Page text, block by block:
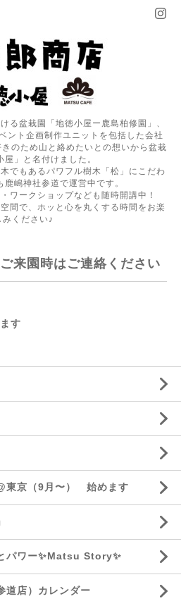
る盆栽園「地徳小屋ー鹿島柏修園」、
ント企画制作ユニットを包括した会社
のため山と絡めたいとの想いから盆栽
屋」と名付けました。
でもあるパワフル樹木「松」にこだわ
鹿嶋神社参道で運営中です。
ワークショップなども随時開講中！
間で、ホッと心を丸くする時間をお楽
みください♪
来園時はご連絡ください
す
東京（9月〜） 始めます
パワー✨Matsu Story✨
道店）カレンダー